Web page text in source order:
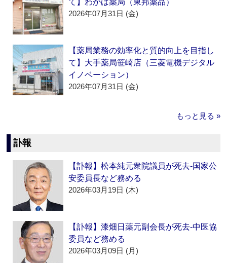
て】わかば薬局（東邦薬品）
2026年07月31日 (金)
【薬局業務の効率化と質的向上を目指し
て】大手薬局笹崎店（三菱電機デジタル
イノベーション）
2026年07月31日 (金)
もっと見る »
訃報
【訃報】松本純元衆院議員が死去‐国家公
安委員長など務める
2026年03月19日 (木)
【訃報】漆畑日薬元副会長が死去‐中医協
委員など務める
2026年03月09日 (月)